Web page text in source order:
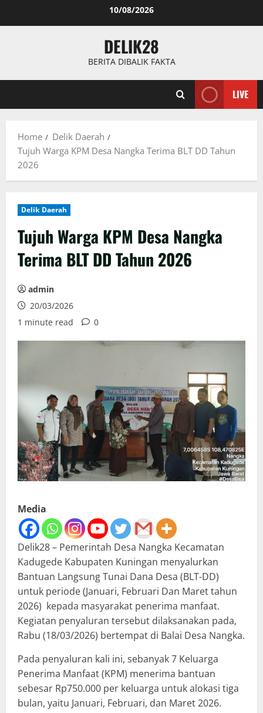
10/08/2026
DELIK28
BERITA DIBALIK FAKTA
LIVE
Home
Delik Daerah
Tujuh Warga KPM Desa Nangka Terima BLT DD Tahun
2026
Delik Daerah
Tujuh Warga KPM Desa Nangka
Terima BLT DD Tahun 2026
admin
20/03/2026
1 minute read
0
Media
Delik28 – Pemerintah Desa Nangka Kecamatan
Kadugede Kabupaten Kuningan menyalurkan
Bantuan Langsung Tunai Dana Desa (BLT-DD)
untuk periode (Januari, Februari Dan Maret tahun
2026) kepada masyarakat penerima manfaat.
Kegiatan penyaluran tersebut dilaksanakan pada,
Rabu (18/03/2026) bertempat di Balai Desa Nangka.
Pada penyaluran kali ini, sebanyak 7 Keluarga
Penerima Manfaat (KPM) menerima bantuan
sebesar Rp750.000 per keluarga untuk alokasi tiga
bulan, yaitu Januari, Februari, dan Maret 2026.